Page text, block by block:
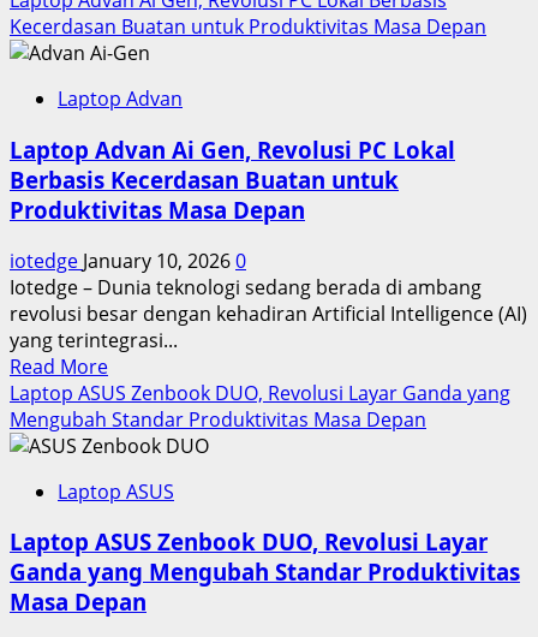
about
Review
Galaxy
S10
Ultra,
Tablet
Terkuat
untuk
Profesional!
Kecerdasan Buatan untuk Produktivitas Masa Depan
Laptop Advan
Laptop Advan Ai Gen, Revolusi PC Lokal
Berbasis Kecerdasan Buatan untuk
Produktivitas Masa Depan
iotedge January 10, 20260
Iotedge – Dunia teknologi sedang berada di ambang
revolusi besar dengan kehadiran Artificial Intelligence (AI)
yang terintegrasi...
Read MoreRead
more
about
Laptop
Ai
Revolusi
PC
Lokal
Laptop ASUS Zenbook DUO, Revolusi Layar Ganda yang
Mengubah Standar Produktivitas Masa Depan
Laptop ASUS
Laptop ASUS Zenbook DUO, Revolusi Layar
Ganda yang Mengubah Standar Produktivitas
Masa Depan